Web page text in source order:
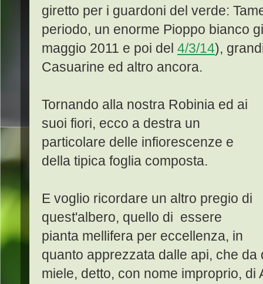
giretto per i guardoni del verde:
periodo, un enorme Pioppo bianco
maggio 2011 e poi del 4/3/14),
Casuarine ed altro ancora.
Tornando alla nostra Robinia ed ai
suoi fiori, ecco a destra un
particolare delle infiorescenze e
della tipica foglia composta.
E voglio ricordare un altro pregio di
quest'albero, quello di essere
pianta mellifera per eccellenza, in
quanto apprezzata dalle api, che
miele, detto, con nome improprio, di